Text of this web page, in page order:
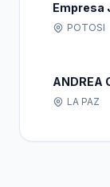
Empresa
POTOSI
ANDREA
LA PAZ